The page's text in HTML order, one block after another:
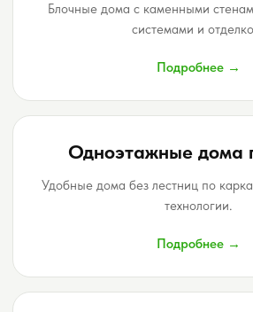
Блочные дома с каменными
системами и
Подробнее →
Одноэтажные дома
Удобные дома без лестниц по
технологии.
Подробнее →
Выбрать дом для тест-драйва